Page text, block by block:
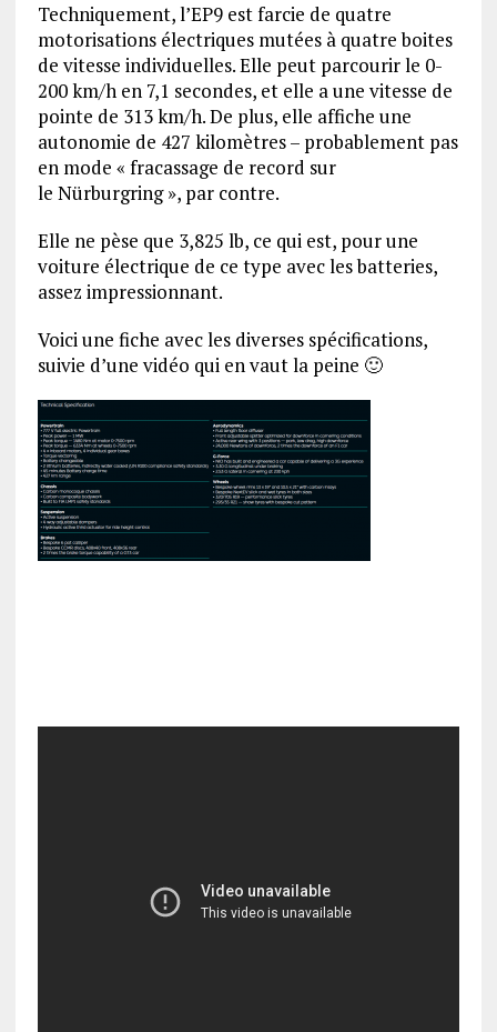
Techniquement, l’EP9 est farcie de quatre
motorisations électriques mutées à quatre boites
de vitesse individuelles. Elle peut parcourir le 0-
200 km/h en 7,1 secondes, et elle a une vitesse de
pointe de 313 km/h. De plus, elle affiche une
autonomie de 427 kilomètres – probablement pas
en mode « fracassage de record sur
le Nürburgring », par contre.
Elle ne pèse que 3,825 lb, ce qui est, pour une
voiture électrique de ce type avec les batteries,
assez impressionnant.
Voici une fiche avec les diverses spécifications,
suivie d’une vidéo qui en vaut la peine 🙂